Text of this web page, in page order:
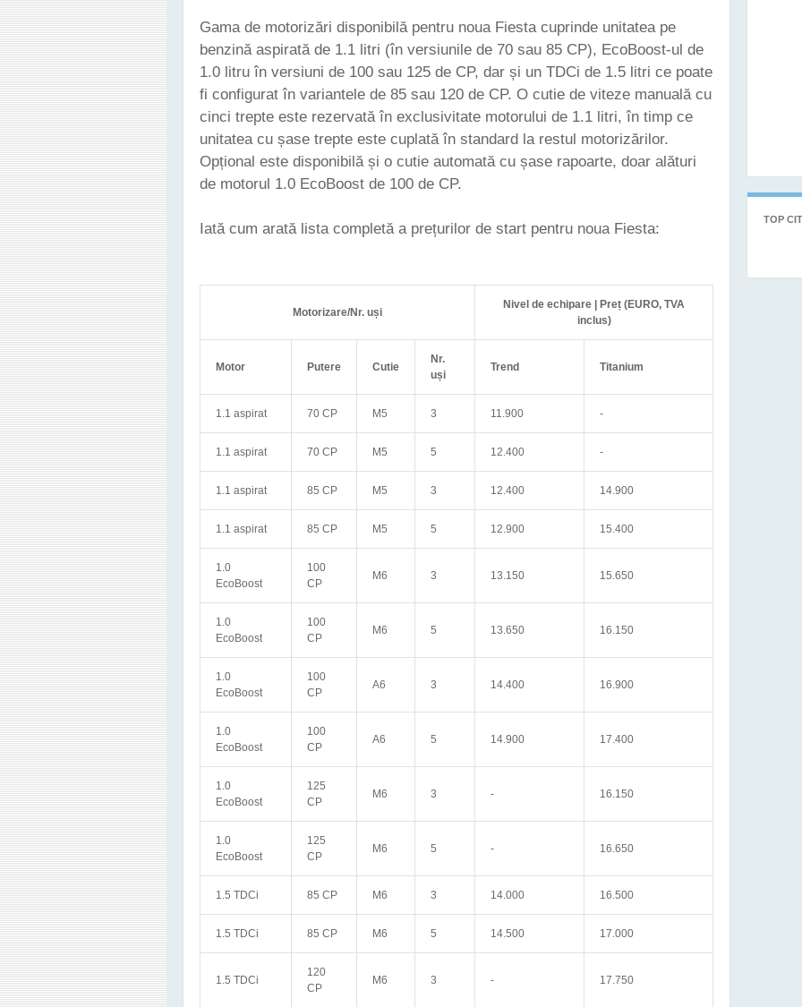
Gama de motorizări disponibilă pentru noua Fiesta cuprinde unitatea pe
benzină aspirată de 1.1 litri (în versiunile de 70 sau 85 CP), EcoBoost-ul de
1.0 litru în versiuni de 100 sau 125 de CP, dar și un TDCi de 1.5 litri ce poate
fi configurat în variantele de 85 sau 120 de CP. O cutie de viteze manuală cu
cinci trepte este rezervată în exclusivitate motorului de 1.1 litri, în timp ce
unitatea cu șase trepte este cuplată în standard la restul motorizărilor.
Opțional este disponibilă și o cutie automată cu șase rapoarte, doar alături
de motorul 1.0 EcoBoost de 100 de CP.
Iată cum arată lista completă a prețurilor de start pentru noua Fiesta:
Motorizare/Nr. uși
Nivel de echipare | Preț (EURO, TVA
inclus)
Motor Putere Cutie
Nr.
uși
Trend Titanium
1.1 aspirat 70 CP M5 3 11.900 -
1.1 aspirat 70 CP M5 5 12.400 -
1.1 aspirat 85 CP M5 3 12.400 14.900
1.1 aspirat 85 CP M5 5 12.900 15.400
1.0
EcoBoost
100
CP
M6 3 13.150 15.650
1.0
EcoBoost
100
CP
M6 5 13.650 16.150
1.0
EcoBoost
100
CP
A6 3 14.400 16.900
1.0
EcoBoost
100
CP
A6 5 14.900 17.400
1.0
EcoBoost
125
CP
M6 3 - 16.150
1.0
EcoBoost
125
CP
M6 5 - 16.650
1.5 TDCi 85 CP M6 3 14.000 16.500
1.5 TDCi 85 CP M6 5 14.500 17.000
1.5 TDCi
120
CP
M6 3 - 17.750
TOP